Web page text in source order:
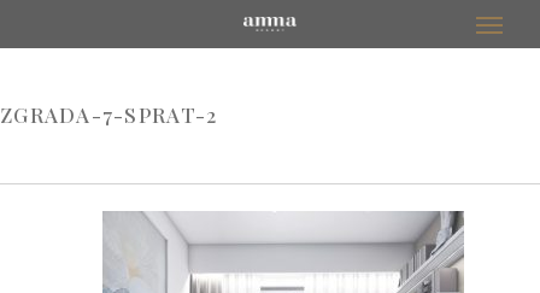
ZGRADA-7-SPRAT-2